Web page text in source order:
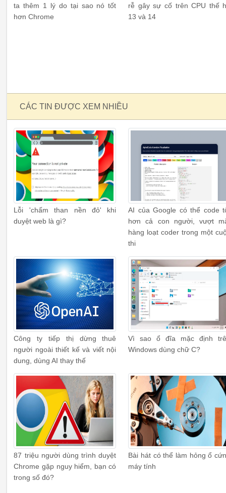
ta thêm 1 lý do tại sao nó tốt
hơn Chrome
rễ gây sự cố trên CPU thế
13 và 14
CÁC TIN ĐƯỢC XEM NHIỀU
Lỗi 'chấm than nền đỏ' khi
duyệt web là gì?
AI của Google có thể code
hơn cả con người, vượt
hàng loạt coder trong một
thi
Công ty tiếp thị dừng thuê
người ngoài thiết kế và viết nội
dung, dùng AI thay thế
Vì sao ổ đĩa mặc định
Windows dùng chữ C?
87 triệu người dùng trình duyệt
Chrome gặp nguy hiểm, bạn có
trong số đó?
Bài hát có thể làm hỏng ổ
máy tính